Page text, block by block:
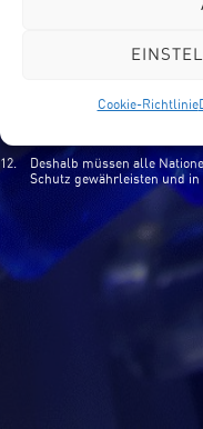
Cookie-Richtlinie
jeweilige Krankheitsbild
Jugendlicher beizutragen.
12.
Deshalb müssen alle
Schutz gewährleisten und in